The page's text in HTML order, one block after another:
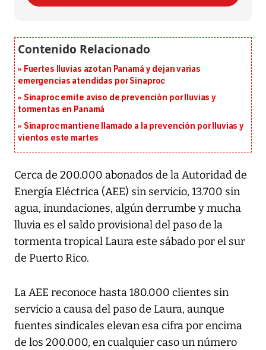
Fuertes lluvias azotan Panamá y dejan varias
emergencias atendidas por Sinaproc
Sinaproc emite aviso de prevención por lluvias y
tormentas en Panamá
Sinaproc mantiene llamado a la prevención por lluvias y
vientos este martes
Cerca de 200.000 abonados de la Autoridad de
Energía Eléctrica (AEE) sin servicio, 13.700 sin
agua, inundaciones, algún derrumbe y mucha
lluvia es el saldo provisional del paso de la
tormenta tropical Laura este sábado por el sur
de Puerto Rico.
La AEE reconoce hasta 180.000 clientes sin
servicio a causa del paso de Laura, aunque
fuentes sindicales elevan esa cifra por encima
de los 200.000, en cualquier caso un número